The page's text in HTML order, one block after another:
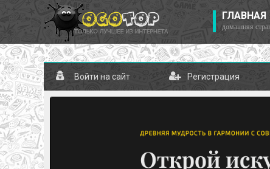
ГЛАВНАЯ
домашняя
Войти на сайт Регистрация